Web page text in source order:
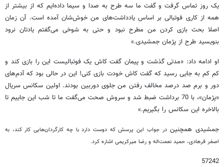
یک روز تماس گرفت و گفت ما سه طرح به صدا و سیما داده‌ایم که از بیشتر از
همه از کاری فوتبالی بر اساس یادداشت‌های من خوش‌‌شان آمده است. آن زمان
اصلا بحث بازی کردن من مطرح نبود و حتی به شوخی می‌گفتم یادتان نرود
بنویسید طرح از پژمان جمشیدی.»
او ادامه داد: «مدتی گذشت و پیمان گفت کاش یک فوتبالیست این را بازی کند و
کم کم به جایی رسید که گفت کاش خودت بازی کنی! این در حالی بود که آدم‌های
دور و برم صد درصد مخالف رفتن من جلوی دوربین بودند. اولین سکانس سریال
«پژمان»، با 70 برداشت ضبط شد و سروش صحت می‌گفت ما تا شب این جاییم تا
بالاخره این سکانس را بگیریم.»
جمشیدی همچنیندر جواب این پرسش که دوست دارد با چه کارگردان‌هایی کار کند، به
اصغر فرهادی، حمید نعمت‌اله و رضا میرکریمی اشاره کرد.
57242